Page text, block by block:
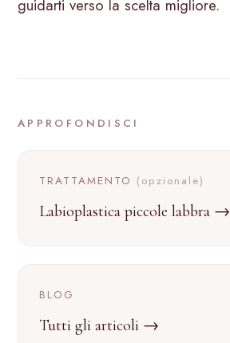
guidarti verso la scelta migliore.
APPROFONDISCI
TRATTAMENTO (opzionale)
Labioplastica piccole labbra →
BLOG
Tutti gli articoli →